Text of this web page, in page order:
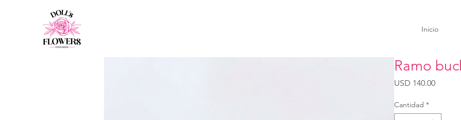
Inicio
Ramo
USD 140.00Precio
Cantidad *